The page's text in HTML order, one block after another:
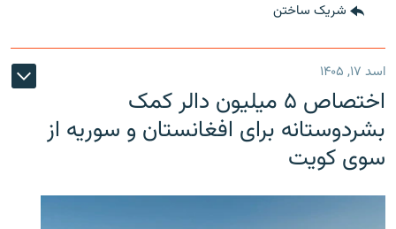
شریک ساختن
اسد ۱۷, ۱۴۰۵
اختصاص ۵ میلیون دالر کمک
بشردوستانه برای افغانستان و سوریه از
سوی کویت